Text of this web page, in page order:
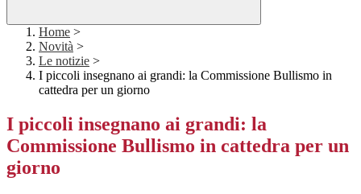
Home >
Novità >
Le notizie >
I piccoli insegnano ai grandi: la Commissione Bullismo in
cattedra per un giorno
I piccoli insegnano ai grandi: la
Commissione Bullismo in cattedra per un
giorno